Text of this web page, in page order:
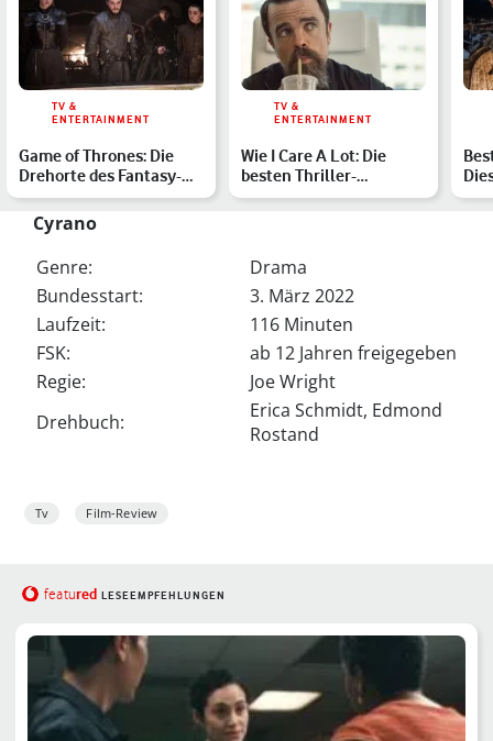
TV &
ENTERTAINMENT
Game of Thrones: Die
Drehorte des Fantasy-
Spektakels
TV &
ENTERTAINMENT
Wie I Care A Lot: Die
besten Thriller-
Komödien
Cyrano
Genre:
Drama
Bundesstart:
3. März 2022
Laufzeit:
116 Minuten
FSK:
ab 12 Jahren freigegeben
Regie:
Joe Wright
Drehbuch:
Erica Schmidt, Edmond
Rostand
Tv Film-Review
featured LESEEMPFEHLUNGEN